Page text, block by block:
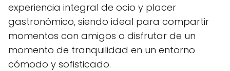
experiencia integral de ocio y placer
gastronómico, siendo ideal para compartir
momentos con amigos o disfrutar de un
momento de tranquilidad en un entorno
cómodo y sofisticado.